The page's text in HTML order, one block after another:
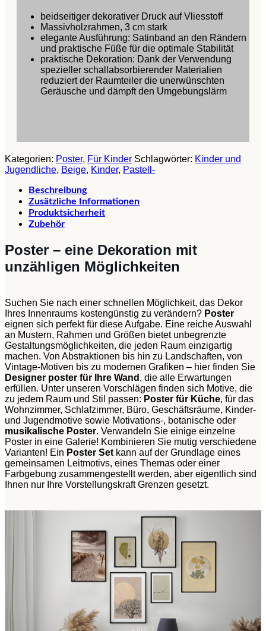
beidseitiger dekorativer Druck auf Vliesstoff
Massivholzrahmen, 3 cm stark
elegante Ausführung: Satinband an den Rändern
und praktische Füße für die optimale Stabilität
praktische Dekoration: Dank der Verwendung
spezieller schallabsorbierender Materialien
reduziert der Raumteiler die unerwünschten
Geräusche und dämpft den Umgebungslärm
Kategorien: Poster, Für Kinder Schlagwörter: Kinder und
Jugendliche, Beige, Kinder, Pastell-
Beschreibung
Zusätzliche Informationen
Produktsicherheit
Zubehör
Poster – eine Dekoration mit
unzähligen Möglichkeiten
Suchen Sie nach einer schnellen Möglichkeit, das Dekor
Ihres Innenraums kostengünstig zu verändern? Poster
eignen sich perfekt für diese Aufgabe. Eine reiche Auswahl
an Mustern, Rahmen und Größen bietet unbegrenzte
Gestaltungsmöglichkeiten, die jeden Raum einzigartig
machen. Von Abstraktionen bis hin zu Landschaften, von
Vintage-Motiven bis zu modernen Grafiken – hier finden Sie
Designer poster für Ihre Wand , die alle Erwartungen
erfüllen. Unter unseren Vorschlägen finden sich Motive, die
zu jedem Raum und Stil passen: Poster für Küche, für das
Wohnzimmer, Schlafzimmer, Büro, Geschäftsräume, Kinder-
und Jugendmotive sowie Motivations-, botanische oder
musikalische Poster. Verwandeln Sie einige einzelne
Poster in eine Galerie! Kombinieren Sie mutig verschiedene
Varianten! Ein Poster Set kann auf der Grundlage eines
gemeinsamen Leitmotivs, eines Themas oder einer
Farbgebung zusammengestellt werden, aber eigentlich sind
Ihnen nur Ihre Vorstellungskraft Grenzen gesetzt.